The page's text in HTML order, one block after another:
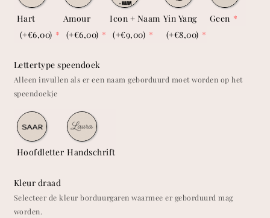
Hart
(+€6,00)
Amour
(+€6,00)
Icon + Naam
(+€9,00)
Yin Yang
(+€8,00)
Geen
Lettertype speendoek
Alleen invullen als er een naam geborduurd moet worden op het
speendoekje
Hoofdletter Handschrift
Kleur draad
Selecteer de kleur borduurgaren waarmee er geborduurd mag
worden.